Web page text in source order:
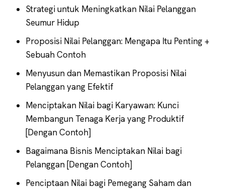
Strategi untuk Meningkatkan Nilai Pelanggan
Seumur Hidup
Proposisi Nilai Pelanggan: Mengapa Itu Penting +
Sebuah Contoh
Menyusun dan Memastikan Proposisi Nilai
Pelanggan yang Efektif
Menciptakan Nilai bagi Karyawan: Kunci
Membangun Tenaga Kerja yang Produktif
[Dengan Contoh]
Bagaimana Bisnis Menciptakan Nilai bagi
Pelanggan [Dengan Contoh]
Penciptaan Nilai bagi Pemegang Saham dan